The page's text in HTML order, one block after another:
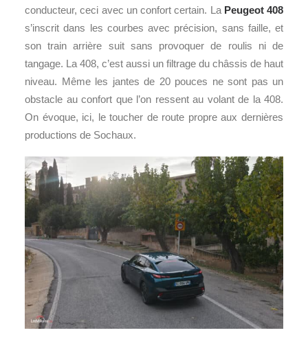
conducteur, ceci avec un confort certain. La Peugeot 408
s’inscrit dans les courbes avec précision, sans faille, et
son train arrière suit sans provoquer de roulis ni de
tangage. La 408, c’est aussi un filtrage du châssis de haut
niveau. Même les jantes de 20 pouces ne sont pas un
obstacle au confort que l’on ressent au volant de la 408.
On évoque, ici, le toucher de route propre aux dernières
productions de Sochaux.